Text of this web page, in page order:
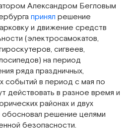
Александром Бегловым
принял решение
и движение средств
(электросамокатов,
сигвеев,
на период
ряда праздничных,
событий в период с мая по
действовать в разное время и
районах и двух
решение целями
безопасности.